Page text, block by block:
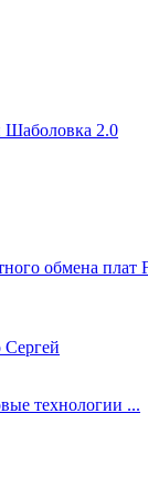
Шаболовка 2.0
обмена плат
Сергей
технологии ...